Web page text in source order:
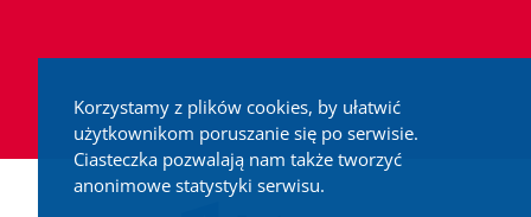
Korzystamy z plików cookies, by ułatwić
użytkownikom poruszanie się po serwisie.
Ciasteczka pozwalają nam także tworzyć
anonimowe statystyki serwisu.